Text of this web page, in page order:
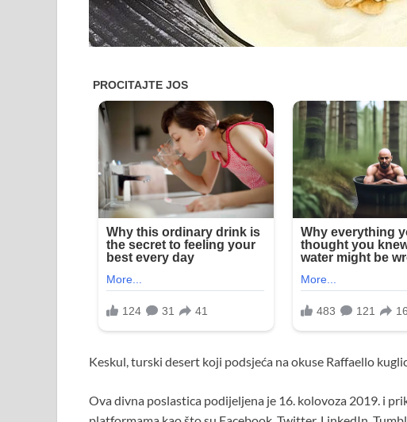
Keskul, turski desert koji podsjeća na okuse Raffaello
Ova divna poslastica podijeljena je 16. kolovoza 2019. i